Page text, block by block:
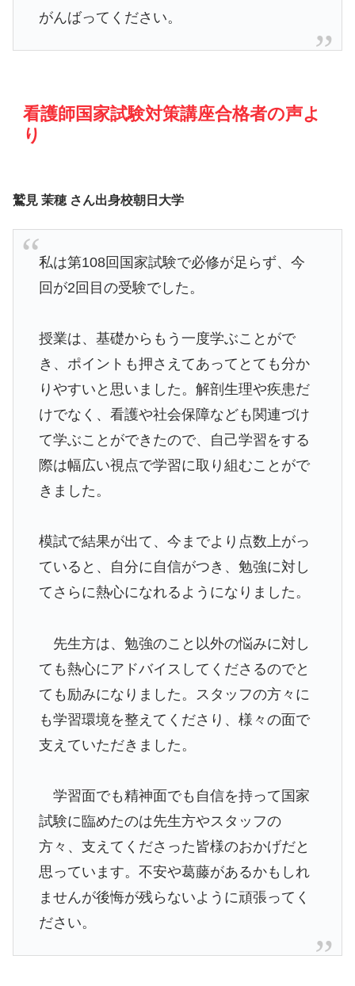
がんばってください。
看護師国家試験対策講座合格者の声よ
り
鷲見 茉穂 さん出身校朝日大学
私は第108回国家試験で必修が足らず、今
回が2回目の受験でした。
授業は、基礎からもう一度学ぶことがで
き、ポイントも押さえてあってとても分か
りやすいと思いました。解剖生理や疾患だ
けでなく、看護や社会保障なども関連づけ
て学ぶことができたので、自己学習をする
際は幅広い視点で学習に取り組むことがで
きました。
模試で結果が出て、今までより点数上がっ
ていると、自分に自信がつき、勉強に対し
てさらに熱心になれるようになりました。
先生方は、勉強のこと以外の悩みに対し
ても熱心にアドバイスしてくださるのでと
ても励みになりました。スタッフの方々に
も学習環境を整えてくださり、様々の面で
支えていただきました。
学習面でも精神面でも自信を持って国家
試験に臨めたのは先生方やスタッフの
方々、支えてくださった皆様のおかげだと
思っています。不安や葛藤があるかもしれ
ませんが後悔が残らないように頑張ってく
ださい。